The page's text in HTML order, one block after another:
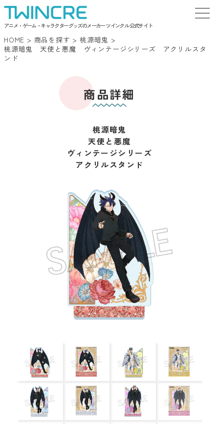
アニメ・ゲーム・キャラクターグッズのメーカー ツインクル 公式サイト
HOME > 商品を探す >桃源暗鬼 >
桃源暗鬼 天使と悪魔 ヴィンテージシリーズ アクリルスタ
ンド
商品詳細
桃源暗鬼
天使と悪魔
ヴィンテージシリーズ
アクリルスタンド